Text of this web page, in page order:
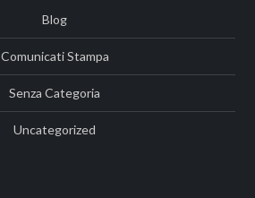
Blog
Comunicati Stampa
Senza Categoria
Uncategorized